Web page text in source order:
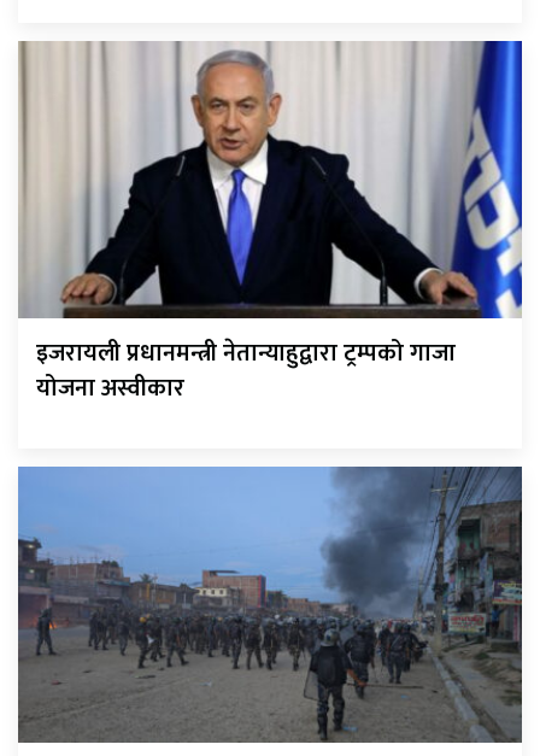
इजरायली प्रधानमन्त्री नेतान्याहुद्वारा ट्रम्पको गाजा
योजना अस्वीकार